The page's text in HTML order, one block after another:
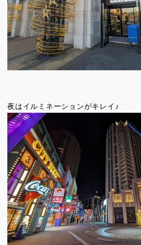
夜はイルミネーションがキレイ♪